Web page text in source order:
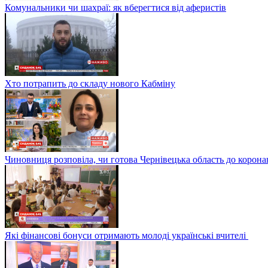
Комунальники чи шахраї: як вберегтися від аферистів
Хто потрапить до складу нового Кабміну
Чиновниця розповіла, чи готова Чернівецька область до
Які фінансові бонуси отримають молоді українські вчителі